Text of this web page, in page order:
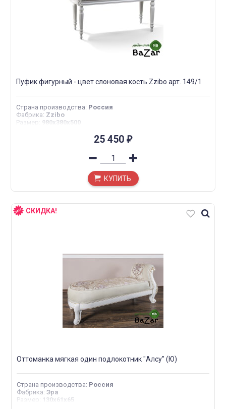
Пуфик фигурный - цвет слоновая кость Zzibo арт. 149/1
Страна производства: Россия
Фабрика: Zzibo
Размер : 980х380х500
25 450 ₽
КУПИТЬ
СКИДКА!
Оттоманка мягкая один подлокотник "Алсу" (Ю)
Страна производства: Россия
Фабрика: Эра
Размер : 130х61х65